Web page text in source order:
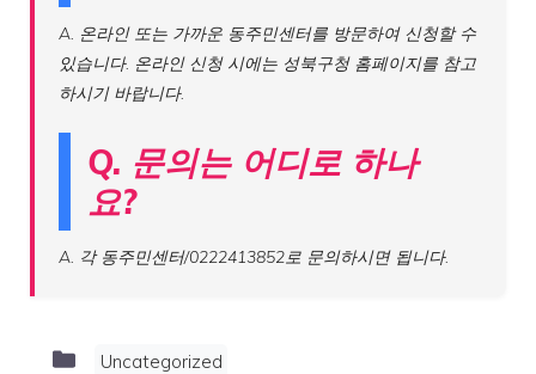
A. 온라인 또는 가까운 동주민센터를 방문하여 신청할 수
있습니다. 온라인 신청 시에는 성북구청 홈페이지를 참고
하시기 바랍니다.
Q. 문의는 어디로 하나
요?
A. 각 동주민센터/0222413852로 문의하시면 됩니다.
Categories
Uncategorized